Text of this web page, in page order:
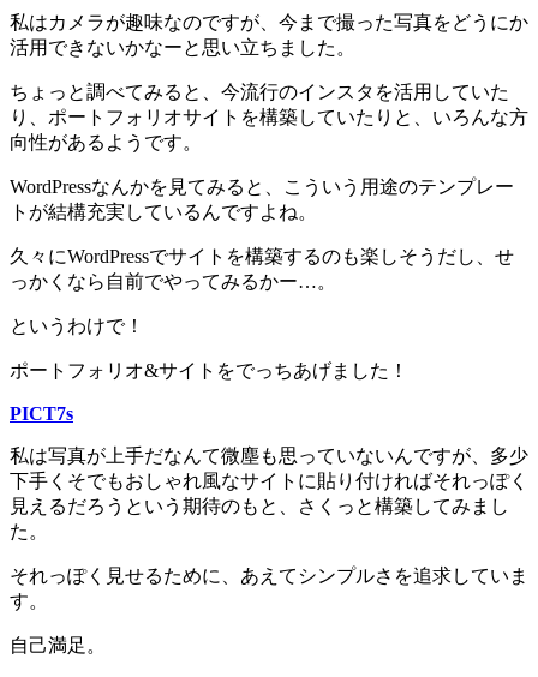
私はカメラが趣味なのですが、今まで撮った写真をどうにか
活用できないかなーと思い立ちました。
ちょっと調べてみると、今流行のインスタを活用していた
り、ポートフォリオサイトを構築していたりと、いろんな方
向性があるようです。
WordPressなんかを見てみると、こういう用途のテンプレー
トが結構充実しているんですよね。
久々にWordPressでサイトを構築するのも楽しそうだし、せ
っかくなら自前でやってみるかー…。
というわけで！
ポートフォリオ&サイトをでっちあげました！
PICT7s
私は写真が上手だなんて微塵も思っていないんですが、多少
下手くそでもおしゃれ風なサイトに貼り付ければそれっぽく
見えるだろうという期待のもと、さくっと構築してみまし
た。
それっぽく見せるために、あえてシンプルさを追求していま
す。
自己満足。